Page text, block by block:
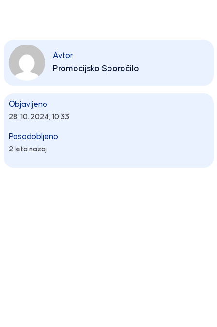
Avtor
Promocijsko Sporočilo
Objavljeno
28. 10. 2024, 10:33
Posodobljeno
2 leta nazaj